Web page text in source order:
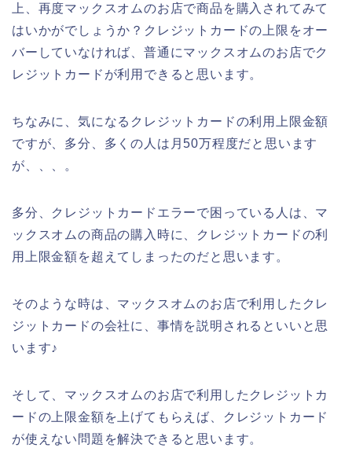
上、再度マックスオムのお店で商品を購入されてみて
はいかがでしょうか？クレジットカードの上限をオー
バーしていなければ、普通にマックスオムのお店でク
レジットカードが利用できると思います。
ちなみに、気になるクレジットカードの利用上限金額
ですが、多分、多くの人は月50万程度だと思います
が、、、。
多分、クレジットカードエラーで困っている人は、マ
ックスオムの商品の購入時に、クレジットカードの利
用上限金額を超えてしまったのだと思います。
そのような時は、マックスオムのお店で利用したクレ
ジットカードの会社に、事情を説明されるといいと思
います♪
そして、マックスオムのお店で利用したクレジットカ
ードの上限金額を上げてもらえば、クレジットカード
が使えない問題を解決できると思います。